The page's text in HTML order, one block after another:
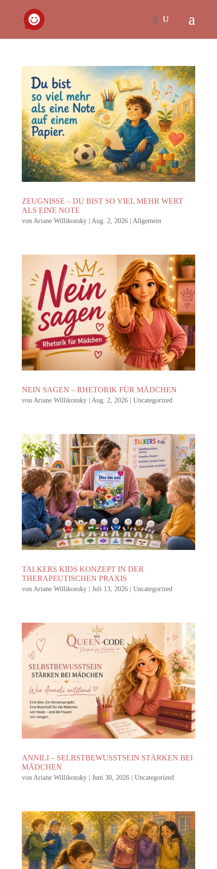
ZEUGNISSE – DU BIST SO VIEL MEHR WERT
ALS EINE NOTE
von Ariane Willikonsky| Aug. 2, 2026| Allgemein
NEIN SAGEN – RHETORIK FÜR MÄDCHEN
von Ariane Willikonsky| Aug. 2, 2026| Uncategorized
TALKERS KIDS KONZEPT IN DER
THERAPEUTISCHEN PRAXIS
von Ariane Willikonsky| Juli 13, 2026| Uncategorized
ANNILI – SELBSTBEWUSSTSEIN STÄRKEN BEI
MÄDCHEN
von Ariane Willikonsky| Juni 30, 2026| Uncategorized